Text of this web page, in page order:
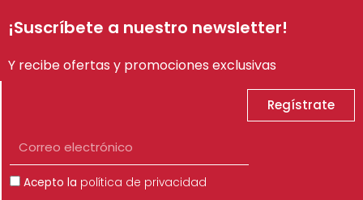
¡Suscríbete a nuestro newsletter!
Y recibe ofertas y promociones exclusivas
electrónico
Aceptación
Acepto la política de privacidad
Regístrate